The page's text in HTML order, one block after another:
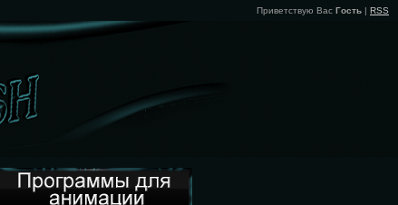
Приветствую Вас Гость | RSS